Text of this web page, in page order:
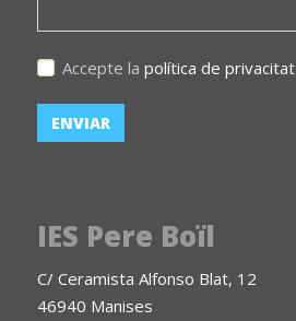
Accepte la política de privacitat
IES Pere Boïl
C/ Ceramista Alfonso Blat, 12
46940 Manises